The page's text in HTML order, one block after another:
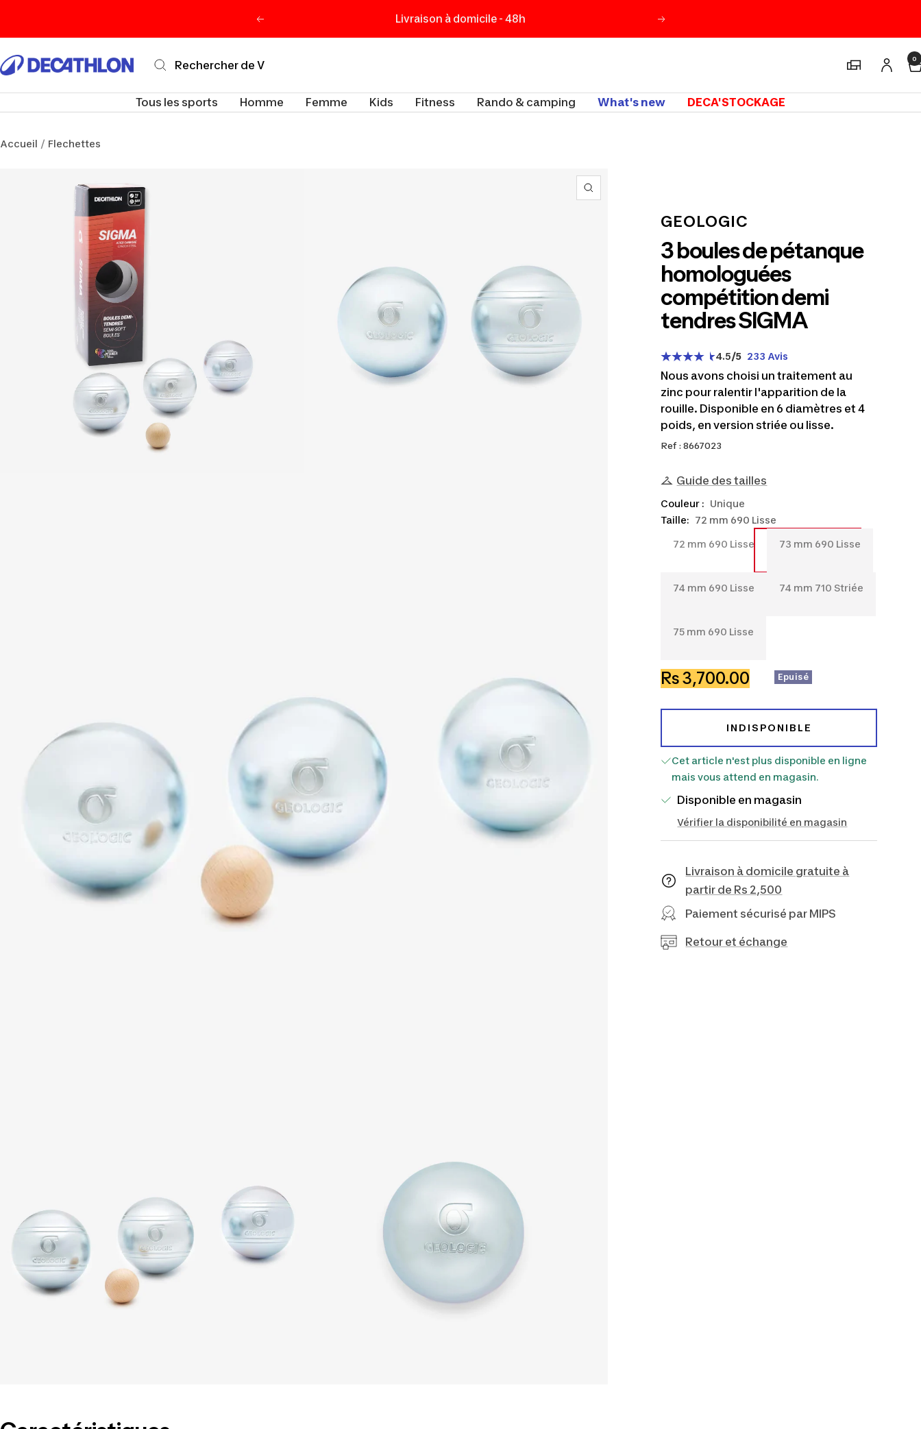
Précédent Livraison à domicile - 48h Suivant
Decathlon
Magasins 0
Tous les sports Homme Femme Kids Fitness Rando & camping What's new DECA'STOCKAGE
Accueil Flechettes
Zoom
GEOLOGIC
3 boules de pétanque
homologuées
compétition demi
tendres SIGMA
4.5/5 233 Avis
Nous avons choisi un traitement au
zinc pour ralentir l'apparition de la
rouille. Disponible en 6 diamètres et 4
poids, en version striée ou lisse.
Ref : 8667023
Guide des tailles
Taille: 72 mm 690 Lisse
72
Lisse
72 mm 690 Lisse
73
Lisse
73 mm 690 Lisse
74
Lisse
74 mm 690 Lisse
74
74 mm 710 Striée
75
Lisse
75 mm 690 Lisse
Couleur : Unique
Prix
de
Rs 3,700.00 Epuisé
INDISPONIBLE
Cet article n'est plus disponible en ligne
mais vous attend en magasin.
Disponible en magasin
Vérifier la disponibilité en magasin
Livraison à domicile gratuite à
partir de Rs 2,500
Paiement sécurisé par MIPS
Retour et échange